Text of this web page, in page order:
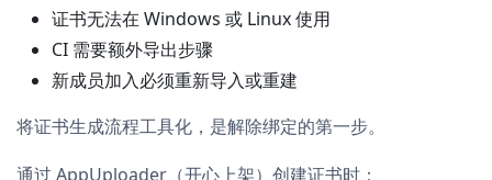
证书无法在 Windows 或 Linux 使用
CI 需要额外导出步骤
新成员加入必须重新导入或重建
将证书生成流程工具化，是解除绑定的第一步。
通过 AppUploader（开心上架）创建证书时：